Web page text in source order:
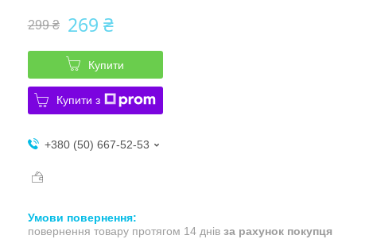
299 ₴ 269 ₴
Купити
Купити з
+380 (50) 667-52-53
повернення товару протягом 14 днів за рахунок покупця